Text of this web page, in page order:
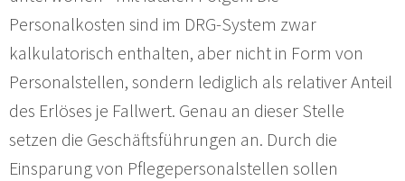
Personalkosten sind im DRG-System zwar
kalkulatorisch enthalten, aber nicht in Form von
Personalstellen, sondern lediglich als relativer Anteil
des Erlöses je Fallwert. Genau an dieser Stelle
setzen die Geschäftsführungen an. Durch die
Einsparung von Pflegepersonalstellen sollen